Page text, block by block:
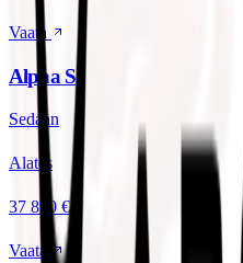
Vaata
Alpha S
Sedaan
Alates
37 890 €
Vaata